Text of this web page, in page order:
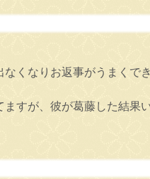
くなりお返事がうまくで
すが、彼が葛藤した結果